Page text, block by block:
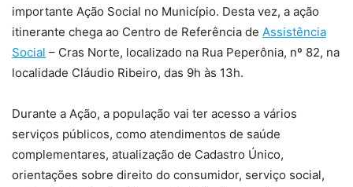
importante Ação Social no Município. Desta vez, a ação
itinerante chega ao Centro de Referência de Assistência
Social – Cras Norte, localizado na Rua Peperônia, nº 82, na
localidade Cláudio Ribeiro, das 9h às 13h.
Durante a Ação, a população vai ter acesso a vários
serviços públicos, como atendimentos de saúde
complementares, atualização de Cadastro Único,
orientações sobre direito do consumidor, serviço social,